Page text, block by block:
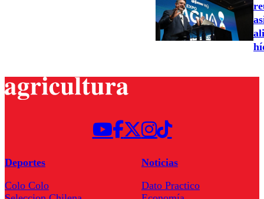
Deportes
Colo Colo
Noticias
Dato Practico